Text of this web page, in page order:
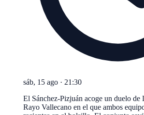
sáb, 15 ago · 21:30
El Sánchez-Pizjuán acoge un duelo
Rayo Vallecano en el que ambos